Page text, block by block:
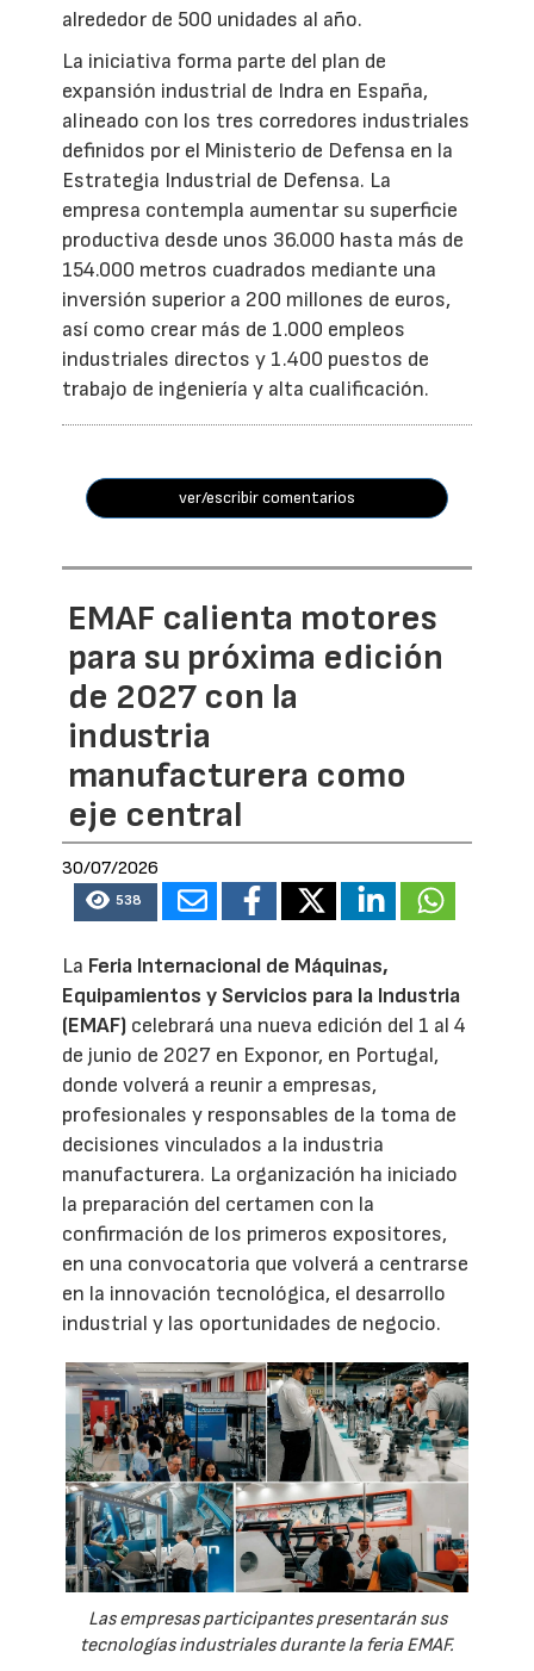
alrededor de 500 unidades al año.
La iniciativa forma parte del plan de
expansión industrial de Indra en España,
alineado con los tres corredores industriales
definidos por el Ministerio de Defensa en la
Estrategia Industrial de Defensa. La
empresa contempla aumentar su superficie
productiva desde unos 36.000 hasta más de
154.000 metros cuadrados mediante una
inversión superior a 200 millones de euros,
así como crear más de 1.000 empleos
industriales directos y 1.400 puestos de
trabajo de ingeniería y alta cualificación.
ver/escribir comentarios
EMAF calienta motores
para su próxima edición
de 2027 con la
industria
manufacturera como
eje central
30/07/2026
538
La Feria Internacional de Máquinas,
Equipamientos y Servicios para la Industria
(EMAF) celebrará una nueva edición del 1 al 4
de junio de 2027 en Exponor, en Portugal,
donde volverá a reunir a empresas,
profesionales y responsables de la toma de
decisiones vinculados a la industria
manufacturera. La organización ha iniciado
la preparación del certamen con la
confirmación de los primeros expositores,
en una convocatoria que volverá a centrarse
en la innovación tecnológica, el desarrollo
industrial y las oportunidades de negocio.
Las empresas participantes presentarán sus
tecnologías industriales durante la feria EMAF.